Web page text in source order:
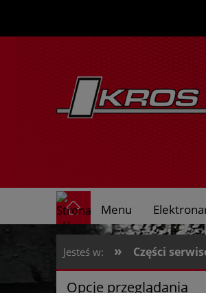
Menu
O nas
Jesteś w: » Części
Opcje przeglądania